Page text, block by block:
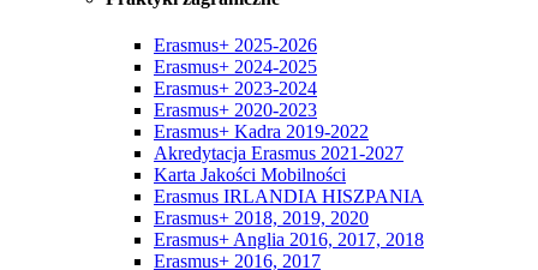
Erasmus+ 2025-2026
Erasmus+ 2024-2025
Erasmus+ 2023-2024
Erasmus+ 2020-2023
Erasmus+ Kadra 2019-2022
Akredytacja Erasmus 2021-2027
Karta Jakości Mobilności
Erasmus IRLANDIA HISZPANIA
Erasmus+ 2018, 2019, 2020
Erasmus+ Anglia 2016, 2017, 2018
Erasmus+ 2016, 2017